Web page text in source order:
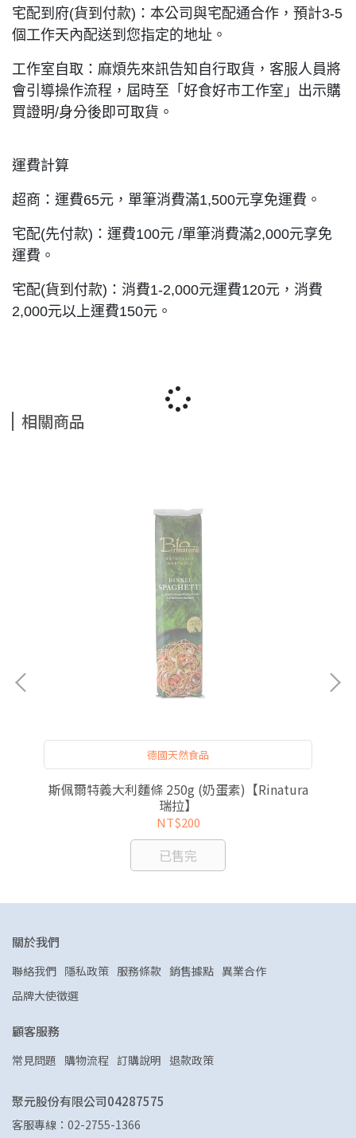
宅配到府(貨到付款)：本公司與宅配通合作，預計3-5
個工作天內配送到您指定的地址。
工作室自取：麻煩先來訊告知自行取貨，客服人員將
會引導操作流程，屆時至「好食好市工作室」出示購
買證明/身分後即可取貨。
運費計算
超商：運費65元，單筆消費滿1,500元享免運費。
宅配(先付款)：運費100元 /單筆消費滿2,000元享免
運費。
宅配(貨到付款)：消費1-2,000元運費120元，消費
2,000元以上運費150元。
相關商品
德國天然食品
斯佩爾特義大利麵條 250g (奶蛋素)【Rinatura
瑞拉】
NT$200
已售完
關於我們
聯絡我們 隱私政策 服務條款 銷售據點 異業合作
品牌大使徵選
顧客服務
常見問題 購物流程 訂購說明 退款政策
聚元股份有限公司04287575
客服專線：02-2755-1366